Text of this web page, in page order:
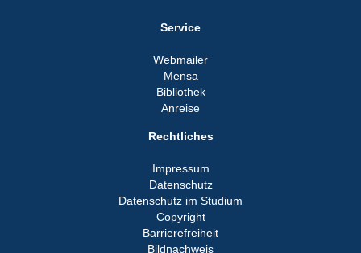
Service
Webmailer
Mensa
Bibliothek
Anreise
Rechtliches
Impressum
Datenschutz
Datenschutz im Studium
Copyright
Barrierefreiheit
Bildnachweis